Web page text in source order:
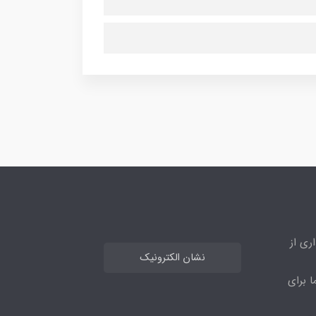
از
برای
نشان الکترونیک